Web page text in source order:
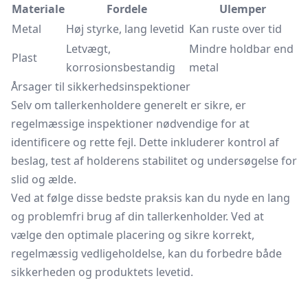
Materiale Fordele
Ulemper
Metal
Høj styrke, lang levetid Kan ruste over tid
Plast
Letvægt,
korrosionsbestandig
Mindre holdbar end
metal
Årsager til sikkerhedsinspektioner
Selv om tallerkenholdere generelt er sikre, er
regelmæssige inspektioner nødvendige for at
identificere og rette fejl. Dette inkluderer kontrol af
beslag, test af holderens stabilitet og undersøgelse for
slid og ælde.
Ved at følge disse bedste praksis kan du nyde en lang
og problemfri brug af din tallerkenholder. Ved at
vælge den optimale placering og sikre korrekt,
regelmæssig vedligeholdelse, kan du forbedre både
sikkerheden og produktets levetid.